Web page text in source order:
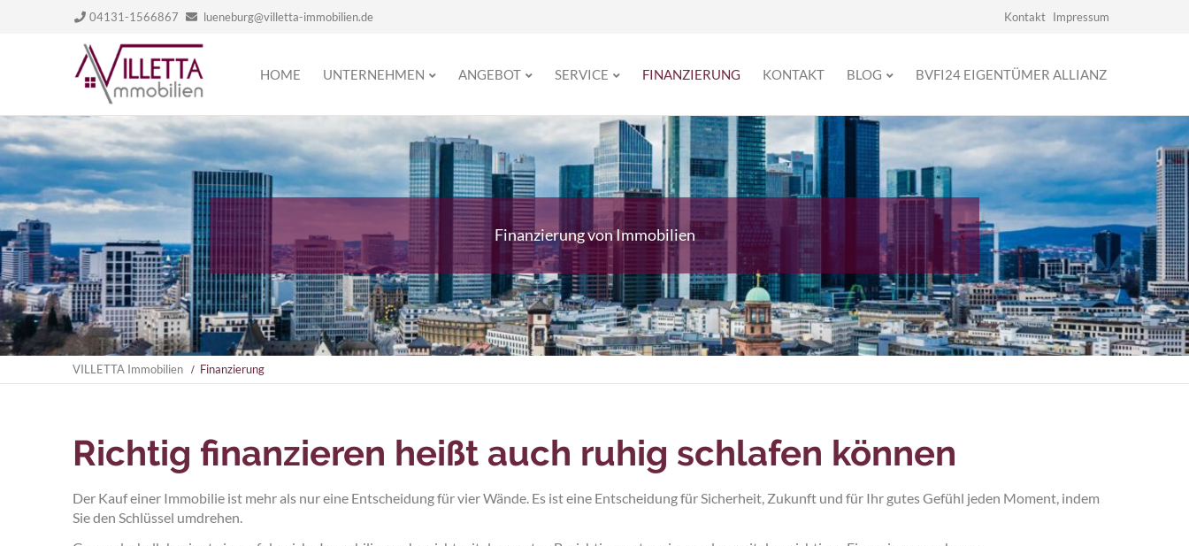
04131-1566867 lueneburg@villetta-immobilien.de
Navigation
Kontakt Impressum
Navigation
HOME UNTERNEHMEN ANGEBOT SERVICE FINANZIERUNG KONTAKT BLOG BVFI24 EIGENTÜMER ALLIANZ
Finanzierung von Immobilien
VILLETTA Immobilien Finanzierung
Richtig finanzieren heißt auch ruhig schlafen können
Der Kauf einer Immobilie ist mehr als nur eine Entscheidung für vier Wände. Es ist eine Entscheidung für Sicherheit, Zukunft und für Ihr gutes Gefühl jeden Moment, indem
Sie den Schlüssel umdrehen.